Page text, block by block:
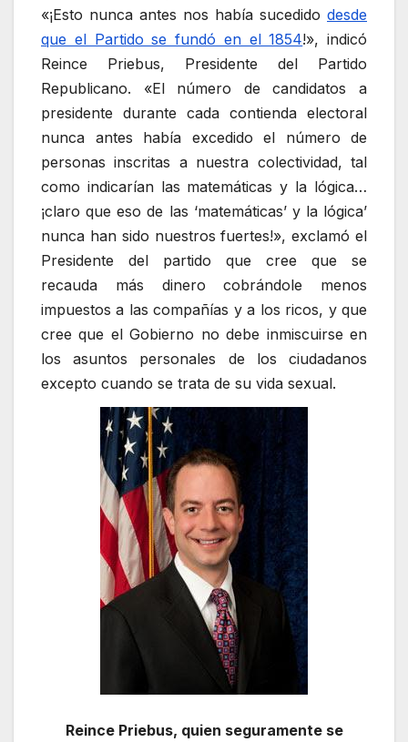
«¡Esto nunca antes nos había sucedido desde
que el Partido se fundó en el 1854!», indicó
Reince Priebus, Presidente del Partido
Republicano. «El número de candidatos a
presidente durante cada contienda electoral
nunca antes había excedido el número de
personas inscritas a nuestra colectividad, tal
como indicarían las matemáticas y la lógica…
¡claro que eso de las ‘matemáticas’ y la lógica’
nunca han sido nuestros fuertes!», exclamó el
Presidente del partido que cree que se
recauda más dinero cobrándole menos
impuestos a las compañías y a los ricos, y que
cree que el Gobierno no debe inmiscuirse en
los asuntos personales de los ciudadanos
excepto cuando se trata de su vida sexual.
Reince Priebus, quien seguramente se